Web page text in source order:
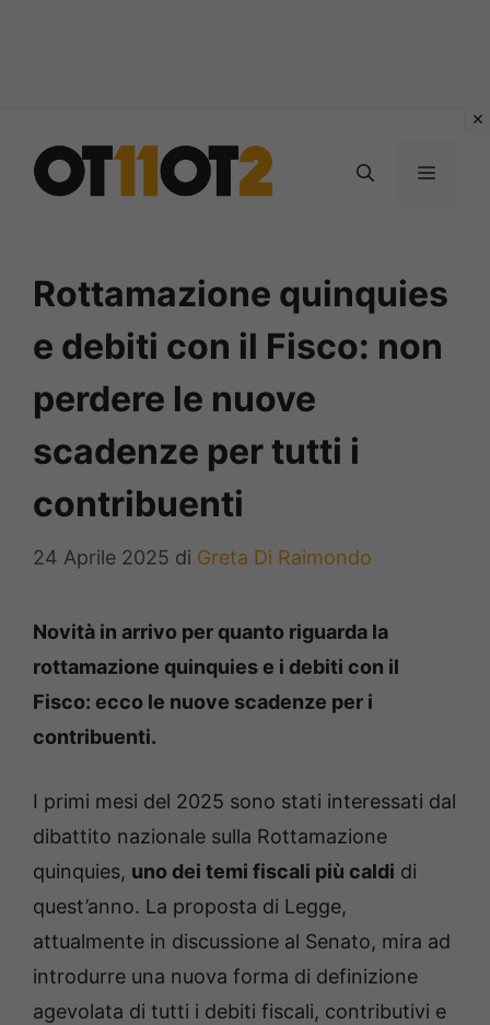
contenuto
MENU
Rottamazione quinquies
e debiti con il Fisco: non
perdere le nuove
scadenze per tutti i
contribuenti
24 Aprile 2025 di Greta Di Raimondo
Novità in arrivo per quanto riguarda la
rottamazione quinquies e i debiti con il
Fisco: ecco le nuove scadenze per i
contribuenti.
I primi mesi del 2025 sono stati interessati dal
dibattito nazionale sulla Rottamazione
quinquies, uno dei temi fiscali più caldi di
quest’anno. La proposta di Legge,
attualmente in discussione al Senato, mira ad
introdurre una nuova forma di definizione
agevolata di tutti i debiti fiscali, contributivi e